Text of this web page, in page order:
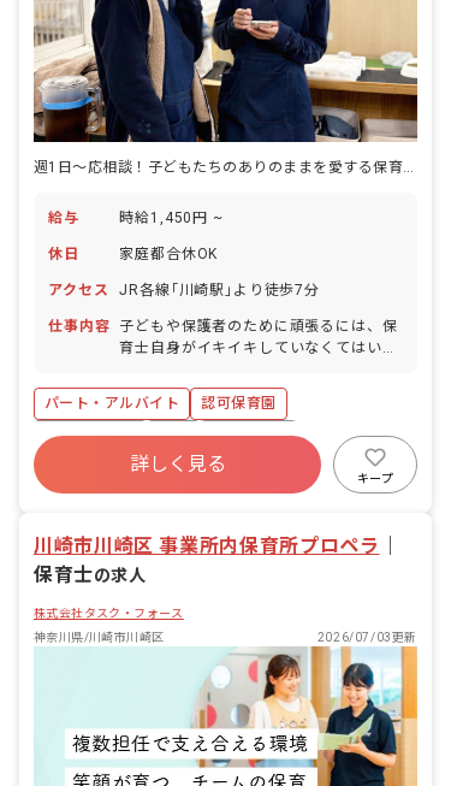
週1日～応相談！子どもたちのありのままを愛する保育をしませんか？
給与 時給1,450円 ~
休日 家庭都合休OK
アクセス JR各線｢川崎駅｣より徒歩7分
仕事内容
子どもや保護者のために頑張るには、保
育士自身がイキイキしていなくてはいけ
育園を、私たちは作っています！ ■仕事
内容 ・0歳児～5歳児の保育補助業務全
般 ・製作物の準備のサポートなど ＜ク
ラス定員＞ 0歳児クラス 6名 1歳児ク
ラス 16名 2歳児クラス 18名 3歳児ク
大切にしていることなど） ・こどもたち
のありのままを愛する保育 ・こどもたち
の一瞬一瞬を大切にする保育 ・こどもた
ちに生きる力を身につける保育 保育園で
起こる小さな出来事を大切にして、一瞬
一瞬を喜べる保育を行なっています。 ま
た、保育園に通う1人ひとりの「その子
らしさ」を大切に、子どもたちのありの
ままを思いっきり愛しています。
パート・アルバイト
認可保育園
社会保険完備
有給
残業少なめ
産休育休制度
未経験歓迎
駅近5分以内
詳しく見る
キープ
川崎市川崎区 事業所内保育所プロペラ
保育士の求人
株式会社タスク・フォース
神奈川県/川崎市川崎区
2026/07/03更新